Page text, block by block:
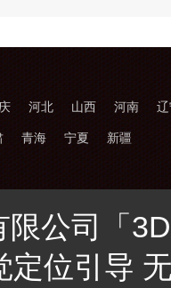
河北 山西 河南
青海 宁夏 新疆
限公司「
定位引导